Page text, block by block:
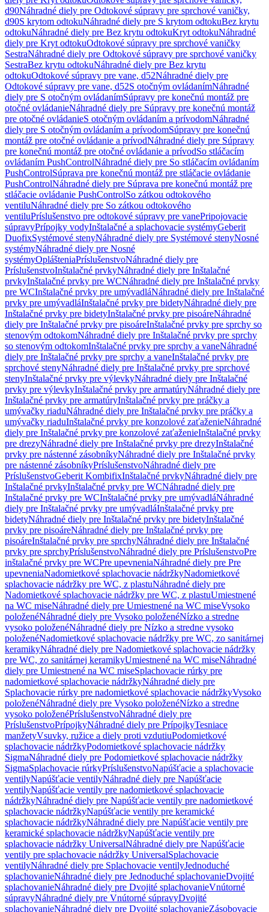
d90Náhradné diely pre Odtokové súpravy pre sprchové vaničky,
d90S krytom odtokuNáhradné diely pre S krytom odtokuBez krytu
odtokuNáhradné diely pre Bez krytu odtokuKryt odtokuNáhradné
diely pre Kryt odtokuOdtokové súpravy pre sprchové vaničky
SestraNáhradné diely pre Odtokové súpravy pre sprchové vaničky
SestraBez krytu odtokuNáhradné diely pre Bez krytu
odtokuOdtokové súpravy pre vane, d52Náhradné diely pre
Odtokové súpravy pre vane, d52S otočným ovládanímNáhradné
diely pre S otočným ovládanímSúpravy pre konečnú montáž pre
otočné ovládanieNáhradné diely pre Súpravy pre konečnú montáž
pre otočné ovládanieS otočným ovládaním a prívodomNáhradné
diely pre S otočným ovládaním a prívodomSúpravy pre konečnú
montáž pre otočné ovládanie a prívodNáhradné diely pre Súpravy
pre konečnú montáž pre otočné ovládanie a prívodSo stláčacím
ovládaním PushControlNáhradné diely pre So stláčacím ovládaním
PushControlSúprava pre konečnú montáž pre stláčacie ovládanie
PushControlNáhradné diely pre Súprava pre konečnú montáž pre
stláčacie ovládanie PushControlSo zátkou odtokového
ventiluNáhradné diely pre So zátkou odtokového
ventiluPríslušenstvo pre odtokové súpravy pre vanePripojovacie
súpravyPrípojky vodyInštalačné a splachovacie systémyGeberit
DuofixSystémové stenyNáhradné diely pre Systémové stenyNosné
systémyNáhradné diely pre Nosné
systémyOplášteniaPríslušenstvoNáhradné diely pre
PríslušenstvoInštalačné prvkyNáhradné diely pre Inštalačné
prvkyInštalačné prvky pre WCNáhradné diely pre Inštalačné prvky
pre WCInštalačné prvky pre umývadláNáhradné diely pre Inštalačné
prvky pre umývadláInštalačné prvky pre bidetyNáhradné diely pre
Inštalačné prvky pre bidetyInštalačné prvky pre pisoáreNáhradné
diely pre Inštalačné prvky pre pisoáreInštalačné prvky pre sprchy so
stenovým odtokomNáhradné diely pre Inštalačné prvky pre sprchy
so stenovým odtokomInštalačné prvky pre sprchy a vaneNáhradné
diely pre Inštalačné prvky pre sprchy a vaneInštalačné prvky pre
sprchové stenyNáhradné diely pre Inštalačné prvky pre sprchové
stenyInštalačné prvky pre výlevkyNáhradné diely pre Inštalačné
prvky pre výlevkyInštalačné prvky pre armatúryNáhradné diely pre
Inštalačné prvky pre armatúryInštalačné prvky pre práčky a
umývačky riaduNáhradné diely pre Inštalačné prvky pre práčky a
umývačky riaduInštalačné prvky pre konzolové zaťaženieNáhradné
diely pre Inštalačné prvky pre konzolové zaťaženieInštalačné prvky
pre drezyNáhradné diely pre Inštalačné prvky pre drezyInštalačné
prvky pre nástenné zásobníkyNáhradné diely pre Inštalačné prvky
pre nástenné zásobníkyPríslušenstvoNáhradné diely pre
PríslušenstvoGeberit KombifixInštalačné prvkyNáhradné diely pre
Inštalačné prvkyInštalačné prvky pre WCNáhradné diely pre
Inštalačné prvky pre WCInštalačné prvky pre umývadláNáhradné
diely pre Inštalačné prvky pre umývadláInštalačné prvky pre
bidetyNáhradné diely pre Inštalačné prvky pre bidetyInštalačné
prvky pre pisoáreNáhradné diely pre Inštalačné prvky pre
pisoáreInštalačné prvky pre sprchyNáhradné diely pre Inštalačné
prvky pre sprchyPríslušenstvoNáhradné diely pre PríslušenstvoPre
inštalačné prvky pre WCPre upevneniaNáhradné diely pre Pre
upevneniaNadomietkové splachovacie nádržkyNadomietkové
splachovacie nádržky pre WC, z plastuNáhradné diely pre
Nadomietkové splachovacie nádržky pre WC, z plastuUmiestnené
na WC miseNáhradné diely pre Umiestnené na WC miseVysoko
položenéNáhradné diely pre Vysoko položenéNízko a stredne
vysoko položenéNáhradné diely pre Nízko a stredne vysoko
položenéNadomietkové splachovacie nádržky pre WC, zo sanitárnej
keramikyNáhradné diely pre Nadomietkové splachovacie nádržky
pre WC, zo sanitárnej keramikyUmiestnené na WC miseNáhradné
diely pre Umiestnené na WC miseSplachovacie rúrky pre
nadomietkové splachovacie nádržkyNáhradné diely pre
Splachovacie rúrky pre nadomietkové splachovacie nádržkyVysoko
položenéNáhradné diely pre Vysoko položenéNízko a stredne
vysoko položenéPríslušenstvoNáhradné diely pre
PríslušenstvoPrípojkyNáhradné diely pre PrípojkyTesniace
manžetyVsuvky, ružice a diely proti vzdutiuPodomietkové
splachovacie nádržkyPodomietkové splachovacie nádržky
SigmaNáhradné diely pre Podomietkové splachovacie nádržky
SigmaSplachovacie rúrkyPríslušenstvoNapúšťacie a splachovacie
ventilyNapúšťacie ventilyNáhradné diely pre Napúšťacie
ventilyNapúšťacie ventily pre nadomietkové splachovacie
nádržkyNáhradné diely pre Napúšťacie ventily pre nadomietkové
splachovacie nádržkyNapúšťacie ventily pre keramické
splachovacie nádržkyNáhradné diely pre Napúšťacie ventily pre
keramické splachovacie nádržkyNapúšťacie ventily pre
splachovacie nádržky UniversalNáhradné diely pre Napúšťacie
ventily pre splachovacie nádržky UniversalSplachovacie
ventilyNáhradné diely pre Splachovacie ventilyJednoduché
splachovanieNáhradné diely pre Jednoduché splachovanieDvojité
splachovanieNáhradné diely pre Dvojité splachovanieVnútorné
súpravyNáhradné diely pre Vnútorné súpravyDvojité
splachovanieNáhradné diely pre Dvojité splachovanieZásobovacie